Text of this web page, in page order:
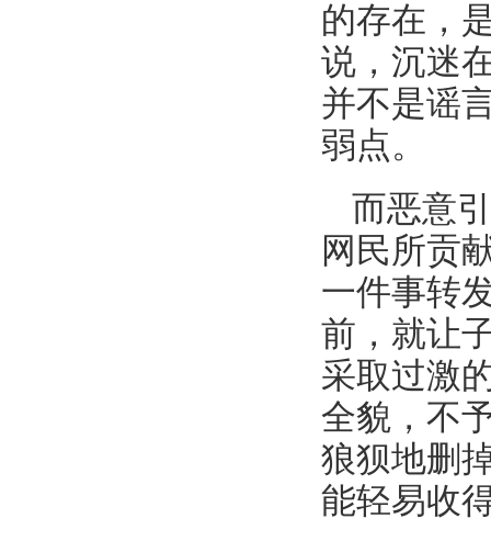
的存在，
说，沉迷
并不是谣
弱点。
而恶意
网民所贡
一件事转
前，就让
采取过激
全貌，不
狼狈地删
能轻易收